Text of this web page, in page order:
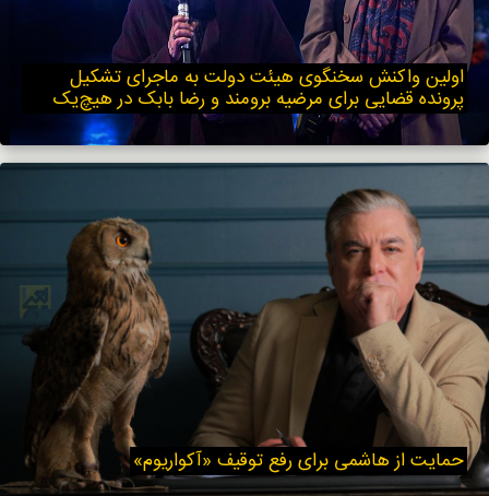
اولین واکنش سخنگوی هیئت دولت به ماجرای تشکیل
پرونده قضایی برای مرضیه برومند و رضا بابک در هیچ‌یک
حمایت از هاشمی برای رفع توقیف «آکواریوم»